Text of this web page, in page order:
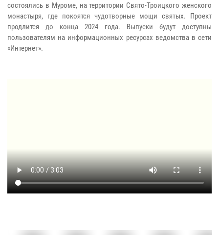
состоялись в Муроме, на территории Свято-Троицкого женского
монастыря, где покоятся чудотворные мощи святых. Проект
продлится до конца 2024 года. Выпуски будут доступны
пользователям на информационных ресурсах ведомства в сети
«Интернет».